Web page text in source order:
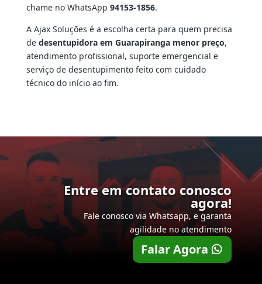
chame no WhatsApp 94153-1856.
A Ajax Soluções é a escolha certa para quem precisa
de desentupidora em Guarapiranga menor preço,
atendimento profissional, suporte emergencial e
serviço de desentupimento feito com cuidado
técnico do início ao fim.
Entre em contato conosco
agora!
Fale conosco via Whatsapp, e garanta
agilidade no atendimento
Falar Agora